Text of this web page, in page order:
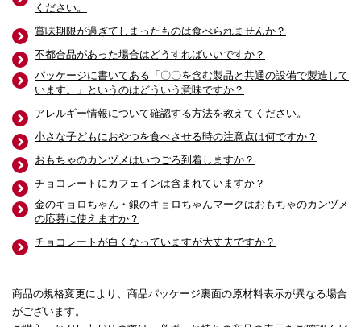
ください。
賞味期限が過ぎてしまったものは食べられませんか？
不都合品があった場合はどうすればいいですか？
パッケージに書いてある「〇〇を含む製品と共通の設備で製造して
います。」というのはどういう意味ですか？
アレルギー情報について確認する方法を教えてください。
小さな子どもにおやつを食べさせる時の注意点は何ですか？
おもちゃのカンヅメはいつごろ到着しますか？
チョコレートにカフェインは含まれていますか？
金のキョロちゃん・銀のキョロちゃんマークはおもちゃのカンヅメ
の応募に使えますか？
チョコレートが白くなっていますが大丈夫ですか？
商品の規格変更により、商品パッケージ裏面の原材料表示が異なる場合
がございます。